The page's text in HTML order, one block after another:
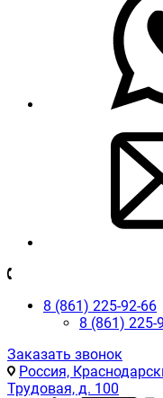
8 (861) 225-92-66
8 (861) 225-
Заказать звонок
Россия,
Трудовая, д. 100